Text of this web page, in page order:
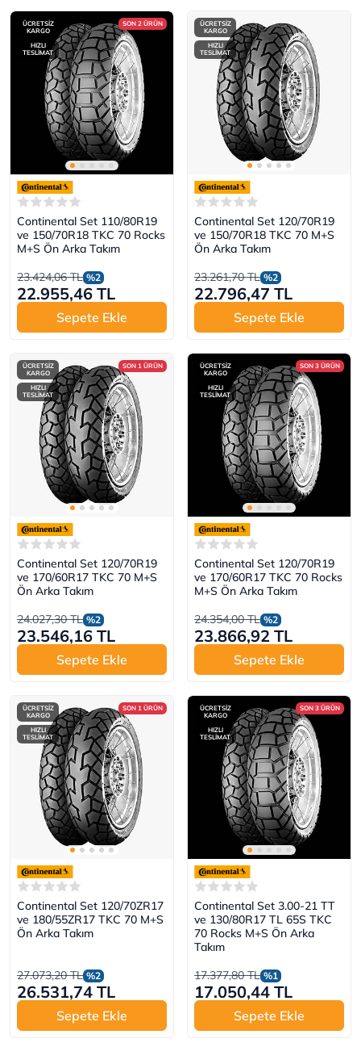
ÜCRETSİZ
KARGO
HIZLI
TESLİMAT
SON 2 ÜRÜN
Continental Set 110/80R19
ve 150/70R18 TKC 70 Rocks
M+S Ön Arka Takım
23.424,06 TL %2
22.955,46 TL
Sepete Ekle
ÜCRETSİZ
KARGO
HIZLI
TESLİMAT
Continental Set 120/70R19
ve 150/70R18 TKC 70 M+S
Ön Arka Takım
23.261,70 TL %2
22.796,47 TL
Sepete Ekle
ÜCRETSİZ
KARGO
HIZLI
TESLİMAT
SON 1 ÜRÜN
Continental Set 120/70R19
ve 170/60R17 TKC 70 M+S
Ön Arka Takım
24.027,30 TL %2
23.546,16 TL
Sepete Ekle
ÜCRETSİZ
KARGO
HIZLI
TESLİMAT
SON 3 ÜRÜN
Continental Set 120/70R19
ve 170/60R17 TKC 70 Rocks
M+S Ön Arka Takım
24.354,00 TL %2
23.866,92 TL
Sepete Ekle
ÜCRETSİZ
KARGO
HIZLI
TESLİMAT
SON 1 ÜRÜN
Continental Set 120/70ZR17
ve 180/55ZR17 TKC 70 M+S
Ön Arka Takım
27.073,20 TL %2
26.531,74 TL
Sepete Ekle
ÜCRETSİZ
KARGO
HIZLI
TESLİMAT
SON 3 ÜRÜN
Continental Set 3.00-21 TT
ve 130/80R17 TL 65S TKC
70 Rocks M+S Ön Arka
Takım
17.377,80 TL %1
17.050,44 TL
Sepete Ekle